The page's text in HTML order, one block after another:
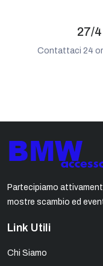
27/
Contattaci 24
Partecipiamo
mostre scambio ed
Link Utili
Chi Siamo